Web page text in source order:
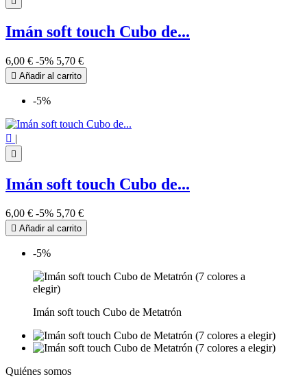
Imán soft touch Cubo de...
6,00 € -5% 5,70 €
 Añadir al carrito
-5%
 |

Imán soft touch Cubo de...
6,00 € -5% 5,70 €
 Añadir al carrito
-5%
Imán soft touch Cubo de Metatrón
Quiénes somos